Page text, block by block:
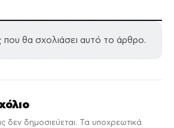
που θα σχολιάσει αυτό το άρθρο.
δεν δημοσιεύεται. Τα υποχρεωτικά